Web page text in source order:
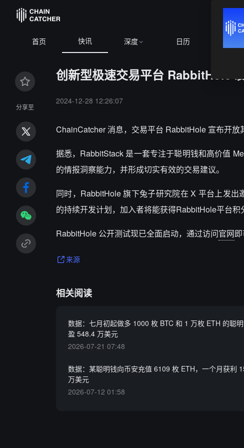
首页 快讯 深度 日历
分享至
创新型极速交易平台 RabbitHole
2024-12-28 12:26:07
ChainCatcher 消息，交易平台 RabbitHole 宣布开放
据悉，RabbitStack 是一套专注于聪明钱和高价值
的情报洞察能力，并形成切实有效的交易建议。
同时，RabbitHole 旗下兔子研究院在 X 平台上发
的持续开发计划，加入者将能获得RabbitHole平台积
RabbitHole 公开测试现已全面启动，通过访问官网即
来源
相关阅读
数据：七月初起做多 1000 枚 BTC 和 1 万枚 ETH 的聪
盈 548.4 万美元
2026-07-21 07:48
数据：某聪明钱向币安充值 6109 枚 ETH，一个月获利
万美元
2026-07-12 01:58